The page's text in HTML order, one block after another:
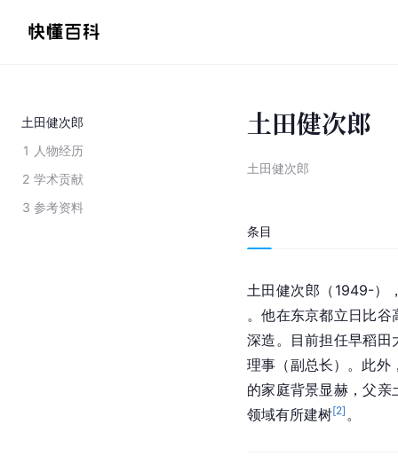
土田健次郎
1 人物经历
2 学术贡献
3 参考资料
土田健次郎
土田健次郎
条目
土田健次郎（1949-）
。他在东京都立日比
深造。目前担任早稻田
理事（副总长）。此外
的家庭背景显赫，父
领域有所建树[2] 。